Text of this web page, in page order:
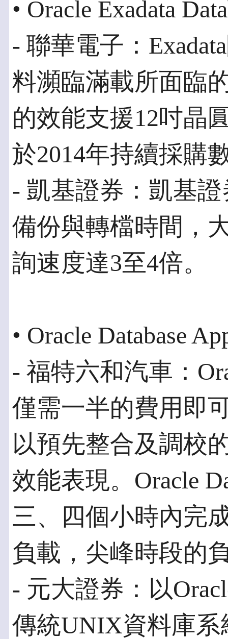
• Oracle Exadata
- 聯華電子：
料瀕臨滿載所面臨
的效能支援12吋晶
於2014年持續採購
- 凱基證券：凱基證
備份與轉檔時間，
詢速度達3至4倍。
• Oracle Database
- 福特六和汽車：
僅需一半的費用即
以預先整合及調校
效能表現。Oracle
三、四個小時內完
負載，尖峰時段的
- 元大證券：以
傳統UNIX資料庫系